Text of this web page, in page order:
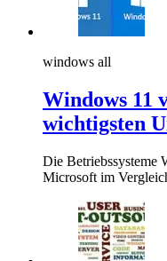
windows all
Windows 11
wichtigsten
Die Betriebssysteme
Microsoft im